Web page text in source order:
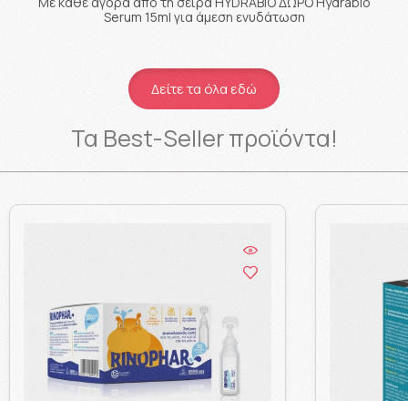
Serum 15ml για άμεση ενυδάτωση
Δείτε τα όλα εδώ
Τα Best-Seller προϊόντα!